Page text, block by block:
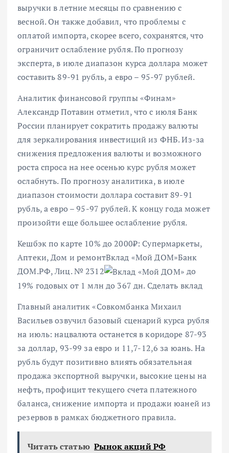
выручки в летние месяцы по сравнению с
весной. Он также добавил, что проблемы с
оплатой импорта, скорее всего, сохранятся, что
ограничит ослабление рубля.По прогнозу
эксперта, в июле диапазон курса доллара может
составить 89-91 рубль, а евро – 95-97 рублей.
Аналитик финансовой группы «Финам»
Александр Потавин отметил, что с июля Банк
России планирует сократить продажу валюты
для зеркалирования инвестиций из ФНБ. Из-за
снижения предложения валюты и возможного
роста спроса на нее осенью курс рубля может
ослабнуть.По прогнозу аналитика, в июле
диапазон стоимости доллара составит 89-91
рубль, а евро – 95-97 рублей. К концу года может
произойти еще большее ослабление рубля.
Кешбэк по карте 10% до 2000₽: Супермаркеты,
Аптеки, Дом и ремонтВклад «Мой ДОМ»Банк
ДОМ.РФ, Лиц. № 2312
до
19% годовых от 1 млндо 367 дн. Сделать вклад
Главный аналитик «Совкомбанка Михаил
Васильев озвучил базовый сценарий курса рубля
на июль: нацвалюта останется в коридоре 87-93
за доллар, 93-99 за евро и 11,7-12,6 за юань. На
рубль будут позитивно влиять обязательная
продажа экспортной выручки, высокие цены на
нефть, профицит текущего счета платежного
баланса, снижение импорта и продажи юаней из
резервов в рамках бюджетного правила.
Читать статью Рынок акций РФ